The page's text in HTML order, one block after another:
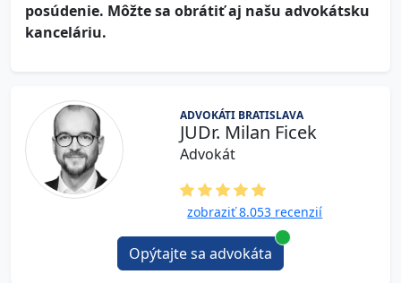
posúdenie. Môžte sa obrátiť aj našu advokátsku
kanceláriu.
ADVOKÁTI BRATISLAVA
JUDr. Milan Ficek
Advokát
zobraziť 8.053 recenzií
Opýtajte sa advokáta